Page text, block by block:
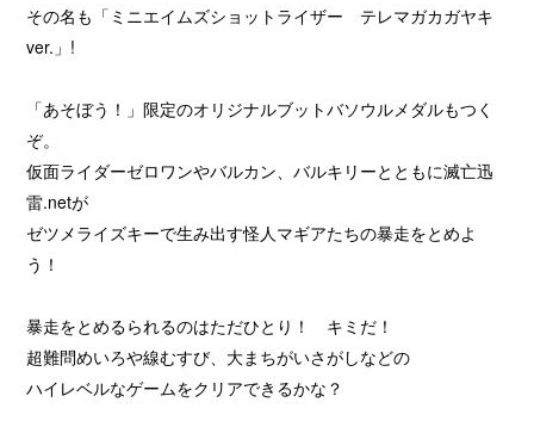
その名も「ミニエイムズショットライザー テレマガカガヤキ
ver.」!
「あそぼう！」限定のオリジナルブットバソウルメダルもつく
ぞ。
仮面ライダーゼロワンやバルカン、バルキリーとともに滅亡迅
雷.netが
ゼツメライズキーで生み出す怪人マギアたちの暴走をとめよ
う！
暴走をとめるられるのはただひとり！ キミだ！
超難問めいろや線むすび、大まちがいさがしなどの
ハイレベルなゲームをクリアできるかな？